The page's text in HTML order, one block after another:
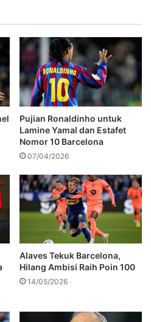
Pujian Ronaldinho untuk
Lamine Yamal dan Estafet
Nomor 10 Barcelona
07/04/2026
Alaves Tekuk Barcelona,
Hilang Ambisi Raih Poin 100
14/05/2026